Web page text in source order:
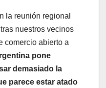
la reunión regional
nuestros vecinos
comercio abierto a
pone
demasiado la
parece estar atado